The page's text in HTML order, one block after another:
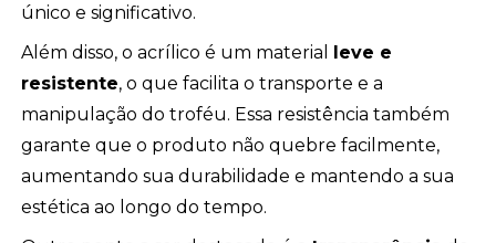
único e significativo.
Além disso, o acrílico é um material leve e
resistente, o que facilita o transporte e a
manipulação do troféu. Essa resistência também
garante que o produto não quebre facilmente,
aumentando sua durabilidade e mantendo a sua
estética ao longo do tempo.